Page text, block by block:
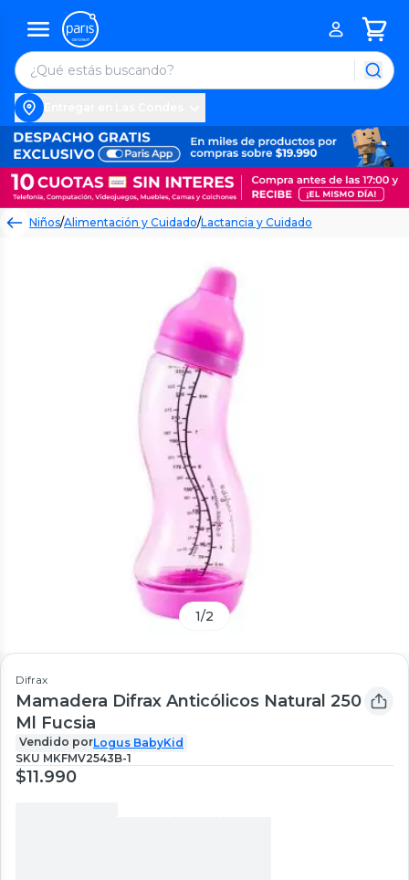
Niños/Alimentación y Cuidado/Lactancia y Cuidado
1/2
Difrax
Mamadera Difrax Anticólicos Natural 250
Ml Fucsia
Vendido porLogus BabyKid
SKU MKFMV2543B-1
$11.990